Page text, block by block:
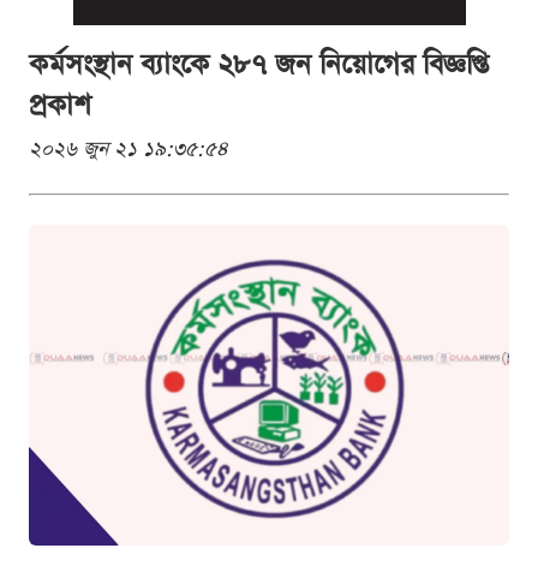
কর্মসংস্থান ব্যাংকে ২৮৭ জন নিয়োগের বিজ্ঞপ্তি
প্রকাশ
২০২৬ জুন ২১ ১৯:৩৫:৫৪